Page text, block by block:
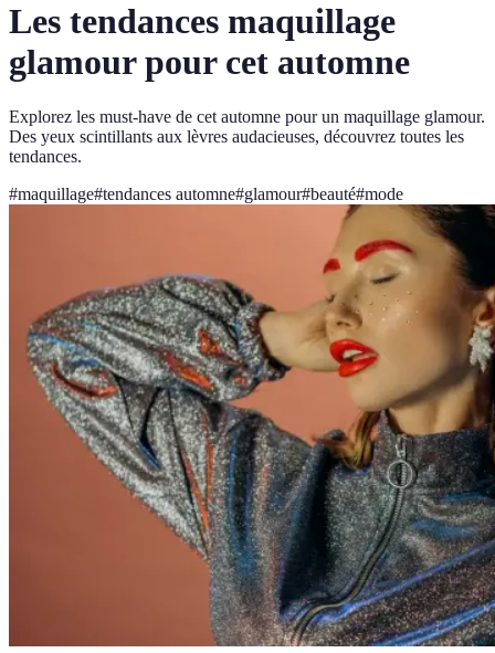
Les tendances maquillage
glamour pour cet automne
Explorez les must-have de cet automne pour un maquillage glamour.
Des yeux scintillants aux lèvres audacieuses, découvrez toutes les
tendances.
#maquillage#tendances automne#glamour#beauté#mode